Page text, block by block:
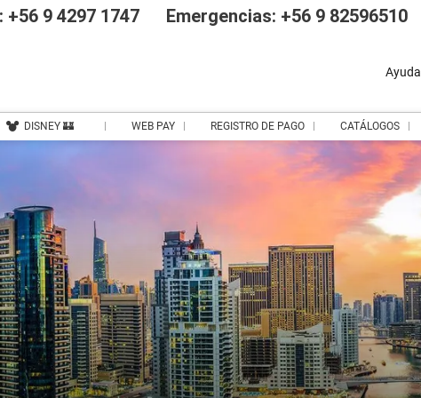
9 4297 1747 Emergencias: +56 9 82596510
Ayuda
DISNEY 🏰 WEB PAY REGISTRO DE PAGO CATÁLOGOS